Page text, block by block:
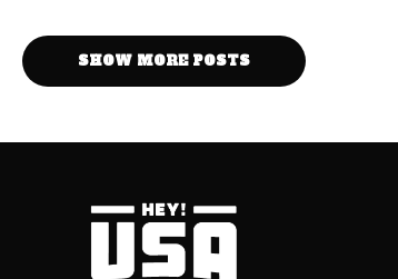
SHOW MORE POSTS